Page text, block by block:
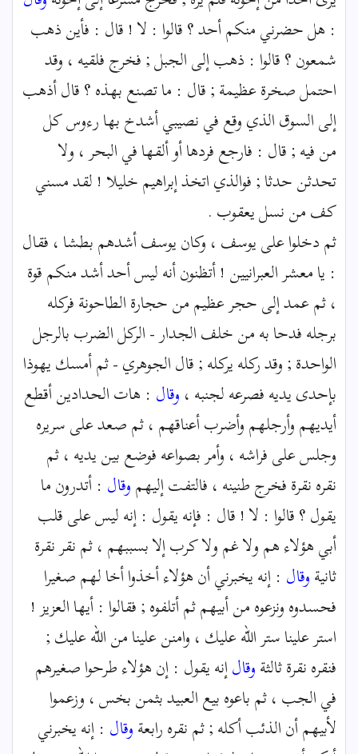
: هل حضرني منكم أحد ؟ قالوا : لا ! قال : فأين ذهب
شمعون ؟ قالوا : ذهب إلى الجبل ; فخرج فلقيه ، وقد
احتمل صخرة عظيمة ; قال : ما تصنع بهذه ؟ قال أذهب
إلى السوق الذي وقع في نصيبي أشدخ بها رءوس كل
من فيه ; قال : فارجع فردها أو ألقها في البحر ، ولا
تحدثن حدثا ; فوالذي اتخذ إبراهيم خليلا ! لقد مسني
كف من نسل يعقوب .
ثم دخلوا على يوسف ، وكان يوسف أشدهم بطشا ، فقال
: يا معشر العبرانيين ! أتظنون أنه ليس أحد أشد منكم قوة
، ثم عمد إلى حجر عظيم من حجارة الطاحونة فركله
برجله فدحا به من خلف الجدار - الركل الضرب بالرجل
الواحدة ; وقد ركله يركله ; قال الجوهري - ثم أمسك يهوذا
بإحدى يديه فصرعه لجنبه ،وقال : هات الحدادين أقطع
أيديهم وأرجلهم وأضرب أعناقهم ، ثم صعد على سريره
وجلس على فراشه ، وأمر بصواعه فوضع بين يديه ، ثم
نقره نقرة فخرج طنينه ، فالتفت إليهموقال : أتدرون ما
يقول ؟ قالوا : لا ! قال : فإنه يقول : إنه ليس على قلب
أبي هؤلاء هم ولا غم ولا كرب إلا بسببهم ، ثم نقر نقرة
ثانيةوقال : إنه يخبرني أن هؤلاء أخذوا أخا لهم صغيرا
فحسدوه ونزعوه من أبيهم ثم أتلفوه ; فقالوا : أيها العزيز !
استر علينا ستر الله عليك ، وامنن علينا من الله عليك ;
فنقره نقرة ثالثةوقالإنه يقول : إن هؤلاء طرحوا صغيرهم
في الجب ، ثم باعوه بيع العبيد بثمن بخس ، وزعموا
لأبيهم أن الذئب أكله ; ثم نقره رابعةوقال : إنه يخبرني